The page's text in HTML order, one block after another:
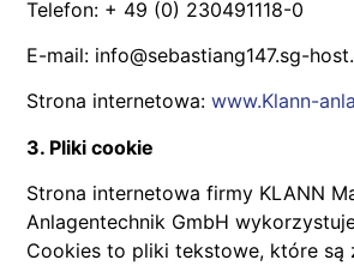
Telefon: + 49 (0) 230491118-0
E-mail: info@sebastiang147.sg-
Strona internetowa:www.Klann-
3. Pliki cookie
Strona internetowa firmy KLANN
Anlagentechnik GmbH
Cookies to pliki tekstowe, które są